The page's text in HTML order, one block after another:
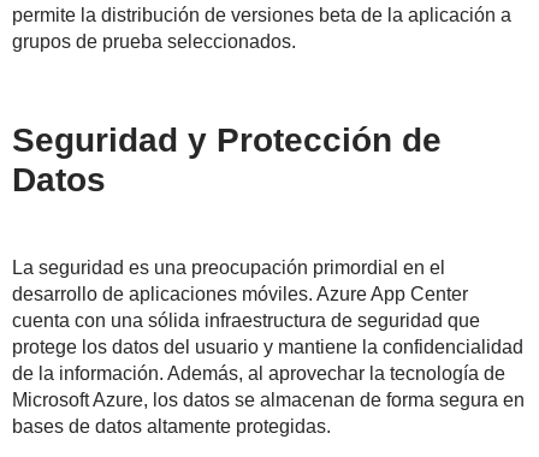
permite la distribución de versiones beta de la aplicación a
grupos de prueba seleccionados.
Seguridad y Protección de
Datos
La seguridad es una preocupación primordial en el
desarrollo de aplicaciones móviles. Azure App Center
cuenta con una sólida infraestructura de seguridad que
protege los datos del usuario y mantiene la confidencialidad
de la información. Además, al aprovechar la tecnología de
Microsoft Azure, los datos se almacenan de forma segura en
bases de datos altamente protegidas.